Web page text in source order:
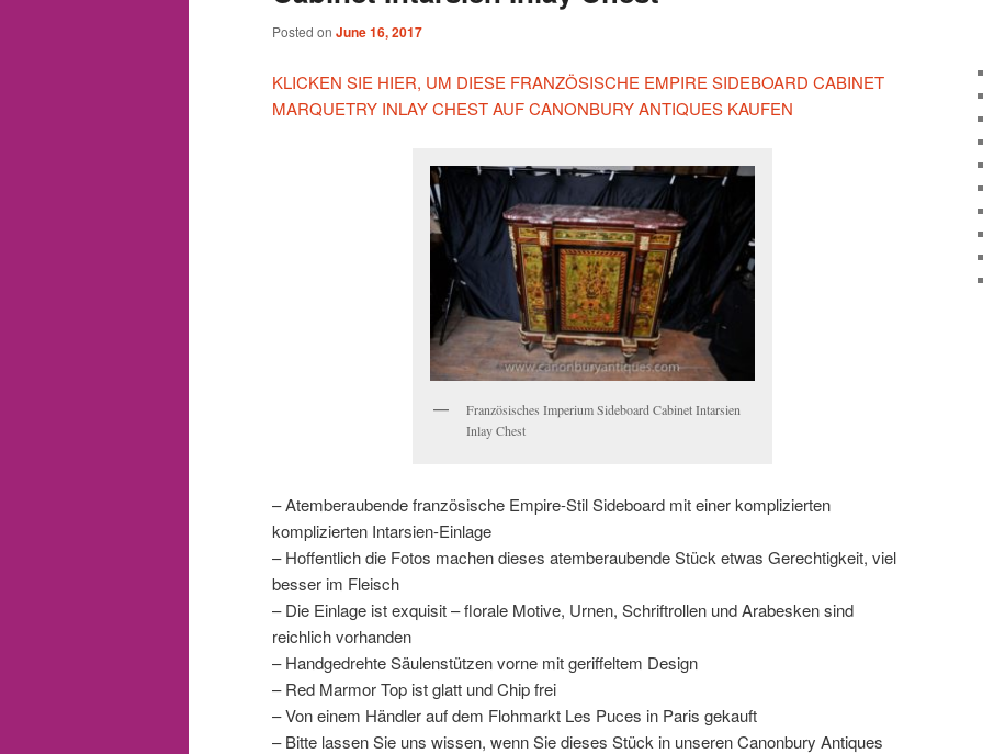
Posted on June 16, 2017
KLICKEN SIE HIER, UM DIESE FRANZÖSISCHE EMPIRE SIDEBOARD CABINET
MARQUETRY INLAY CHEST AUF CANONBURY ANTIQUES KAUFEN
Französisches Imperium Sideboard Cabinet Intarsien
Inlay Chest
– Atemberaubende französische Empire-Stil Sideboard mit einer komplizierten
komplizierten Intarsien-Einlage
– Hoffentlich die Fotos machen dieses atemberaubende Stück etwas Gerechtigkeit, viel
besser im Fleisch
– Die Einlage ist exquisit – florale Motive, Urnen, Schriftrollen und Arabesken sind
reichlich vorhanden
– Handgedrehte Säulenstützen vorne mit geriffeltem Design
– Red Marmor Top ist glatt und Chip frei
– Von einem Händler auf dem Flohmarkt Les Puces in Paris gekauft
– Bitte lassen Sie uns wissen, wenn Sie dieses Stück in unseren Canonbury Antiques